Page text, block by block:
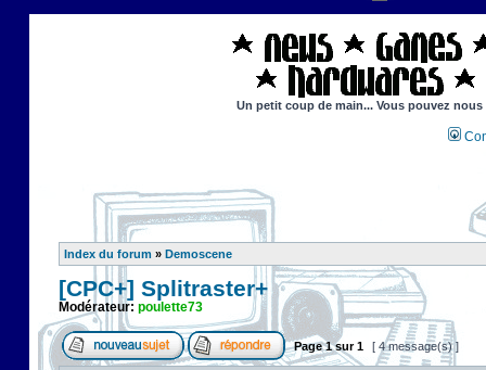
Un petit coup de main... Vous pouvez
Index du forum » Demoscene
[CPC+] Splitraster+
Modérateur: poulette73
Page1sur1 [ 4 message(s) ]